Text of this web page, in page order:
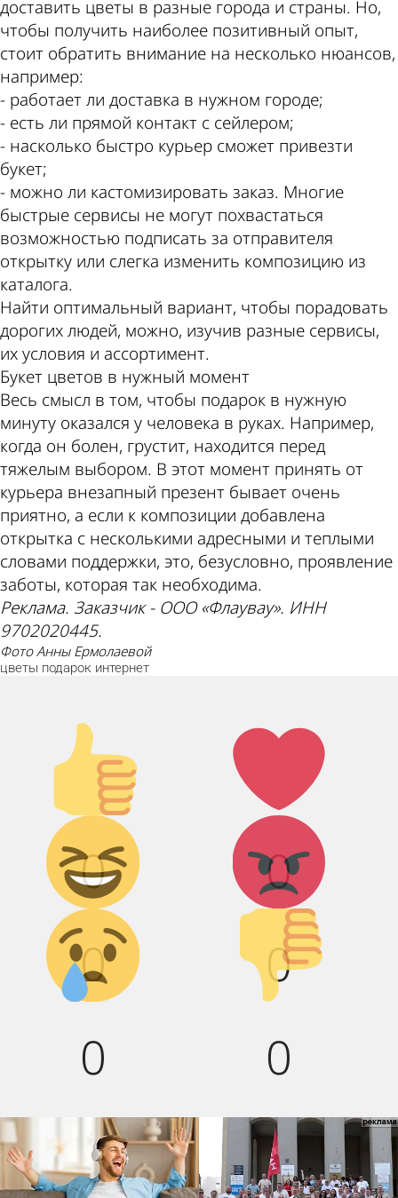
доставить цветы в разные города и страны. Но,
чтобы получить наиболее позитивный опыт,
стоит обратить внимание на несколько нюансов,
например:
- работает ли доставка в нужном городе;
- есть ли прямой контакт с сейлером;
- насколько быстро курьер сможет привезти
букет;
- можно ли кастомизировать заказ. Многие
быстрые сервисы не могут похвастаться
возможностью подписать за отправителя
открытку или слегка изменить композицию из
каталога.
Найти оптимальный вариант, чтобы порадовать
дорогих людей, можно, изучив разные сервисы,
их условия и ассортимент.
Букет цветов в нужный момент
Весь смысл в том, чтобы подарок в нужную
минуту оказался у человека в руках. Например,
когда он болен, грустит, находится перед
тяжелым выбором. В этот момент принять от
курьера внезапный презент бывает очень
приятно, а если к композиции добавлена
открытка с несколькими адресными и теплыми
словами поддержки, это, безусловно, проявление
заботы, которая так необходима.
Реклама. Заказчик - ООО «Флаувау». ИНН
9702020445.
фото Анны Ермолаевой
цветы подарок интернет
Палец
вверх!
0
Лайк!
0
Дикий
смех!
0
Агрессия!
0
Грусть :(
0
Палец
вниз!
0